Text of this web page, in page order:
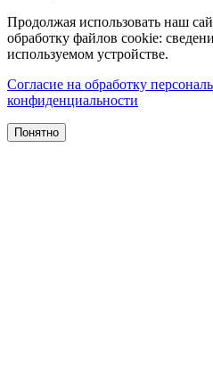
Продолжая использовать наш
обработку файлов cookie:
используемом устройстве.
Согласие на обработку
конфиденциальности
Понятно